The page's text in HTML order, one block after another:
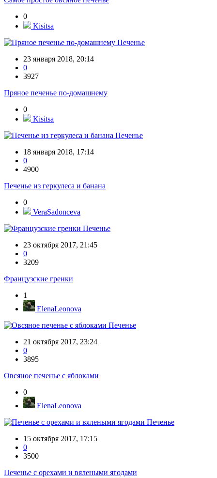
0
Kisitsa
Печенье
23 января 2018, 20:14
0
3927
Пряное печенье по-домашнему
0
Kisitsa
Печенье
18 января 2018, 17:14
0
4900
Печенье из геркулеса и банана
0
VeraSadonceva
Печенье
23 октября 2017, 21:45
0
3209
Французские гренки
1
ElenaLeonova
Печенье
21 октября 2017, 23:24
0
3895
Овсяное печенье с яблоками
0
ElenaLeonova
Печенье
15 октября 2017, 17:15
0
3500
Печенье с орехами и вялеными ягодами